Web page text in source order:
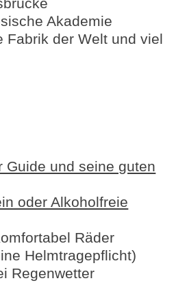
Akademie
Fabrik der Welt und viel
Guide und seine guten
oder Alkoholfreie
Räder
Helmtragepflicht)
Regenwetter